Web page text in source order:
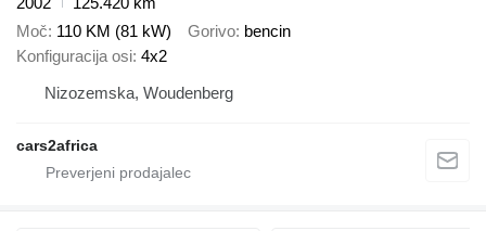
Moč 110 KM (81 kW) Gorivo bencin
Konfiguracija osi 4x2
Nizozemska, Woudenberg
cars2africa